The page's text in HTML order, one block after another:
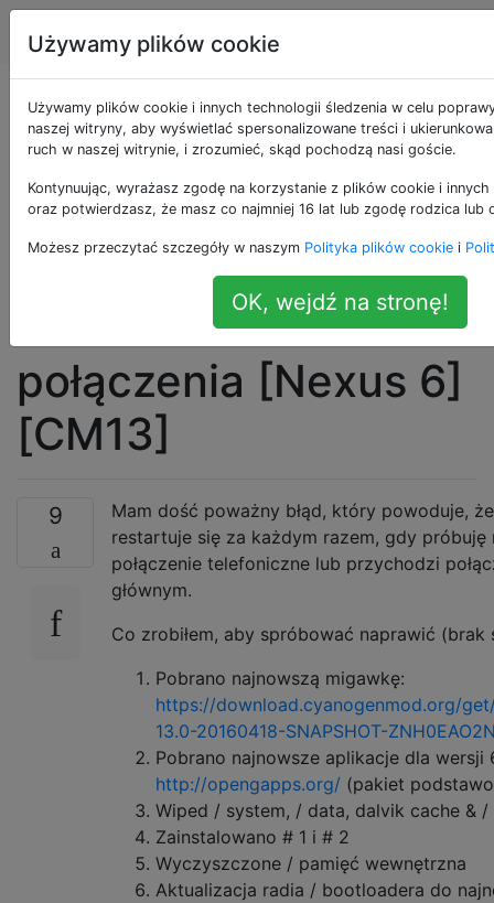
Android Tagi
Miękkie ponowne
uruchamianie
telefonu podczas
nawiązywania lub
odbierania
połączenia [Nexus 6]
[CM13]
9
Mam dość poważny błąd, który powoduje,
restartuje się za każdym razem, gdy próbuję
połączenie telefoniczne lub przychodzi
głównym.
Co zrobiłem, aby spróbować naprawić (brak
Pobrano najnowszą migawkę:
https://download.cyanogenmod.org/
13.0-20160418-SNAPSHOT-
Pobrano najnowsze aplikacje dla wersji
http://opengapps.org/ (pakiet
Wiped / system, / data, dalvik cache & /
Zainstalowano # 1 i # 2
Wyczyszczone / pamięć wewnętrzna
Aktualizacja radia / bootloadera do
Używamy plików cookie
Używamy plików cookie i innych technologii śledzenia w celu
naszej witryny, aby wyświetlać spersonalizowane treści i
ruch w naszej witrynie, i zrozumieć, skąd pochodzą nasi goście.
Kontynuując, wyrażasz zgodę na korzystanie z plików cookie i
oraz potwierdzasz, że masz co najmniej 16 lat lub zgodę rodzica lub
Możesz przeczytać szczegóły w naszym Polityka plików cookie i
OK, wejdź na stronę!